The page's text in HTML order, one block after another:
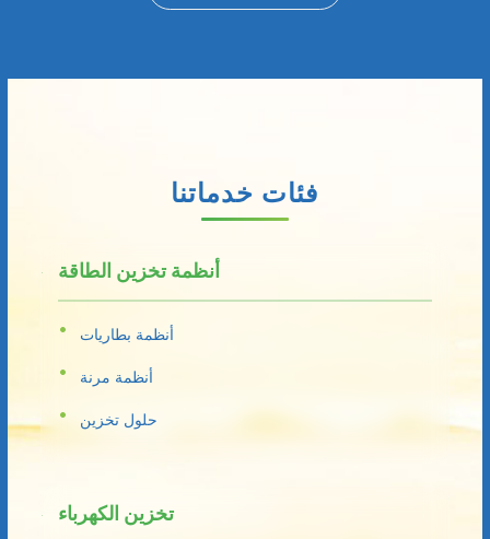
فئات خدماتنا
أنظمة تخزين الطاقة
أنظمة بطاريات
أنظمة مرنة
حلول تخزين
تخزين الكهرباء